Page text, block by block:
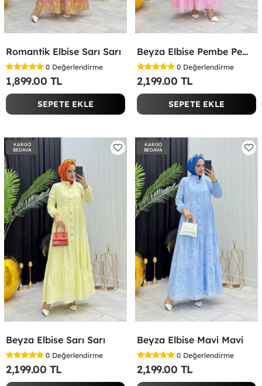
Romantik Elbise Sarı Sarı
0 Değerlendirme
1,899.00 TL
SEPETE EKLE
Beyza Elbise Pembe Pembe
0 Değerlendirme
2,199.00 TL
SEPETE EKLE
KARGO
BEDAVA
Beyza Elbise Sarı Sarı
0 Değerlendirme
2,199.00 TL
KARGO
BEDAVA
Beyza Elbise Mavi Mavi
0 Değerlendirme
2,199.00 TL